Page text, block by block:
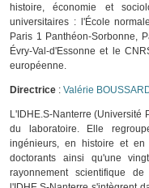
histoire, économie et
universitaires : l'École
Paris 1 Panthéon-Sorbonne,
Évry-Val-d'Essonne et le
européenne.
Directrice : Valérie
L'IDHE.S-Nanterre (Université
du laboratoire. Elle
ingénieurs, en histoire et
doctorants ainsi qu'une
rayonnement scientifique